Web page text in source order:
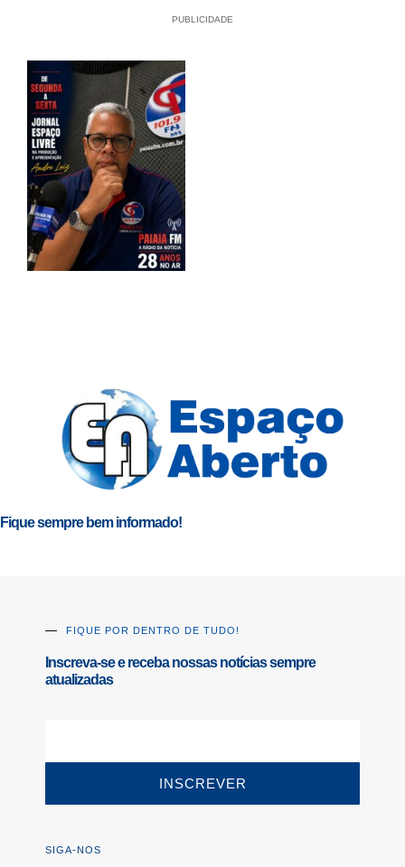
PUBLICIDADE
Fique sempre bem informado!
FIQUE POR DENTRO DE TUDO!
Inscreva-se e receba nossas notícias sempre
atualizadas
INSCREVER
SIGA-NOS